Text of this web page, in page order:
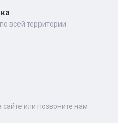
всей территории
сайте или позвоните нам